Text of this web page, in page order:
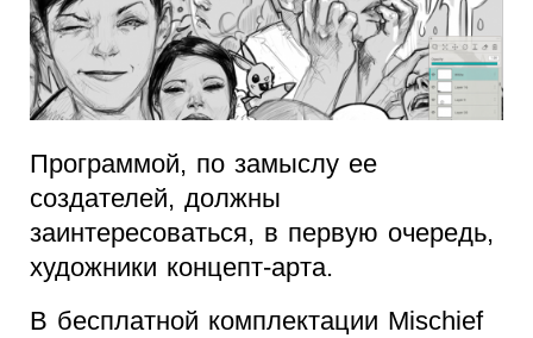
Программой, по замыслу ее
создателей, должны
заинтересоваться, в первую очередь,
художники концепт-арта.
В бесплатной комплектации Mischief